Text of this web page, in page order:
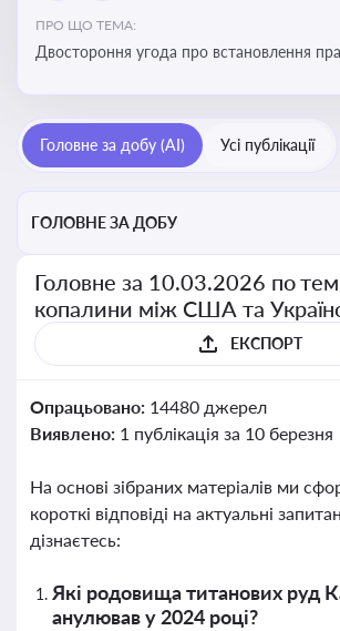
ПРО ЩО ТЕМА:
Двостороння угода про встановлення
перспективи України
Головне за добу (AI) Усі публікації
ГОЛОВНЕ ЗА ДОБУ
Головне за 10.03.2026 по
копалини між США та
ЕКСПОРТ
Опрацьовано: 14480 джерел
Виявлено: 1 публікація за 10 березня
На основі зібраних матеріалів ми
короткі відповіді на актуальні
дізнаєтесь:
Які родовища титанових руд
анулював у 2024 році?